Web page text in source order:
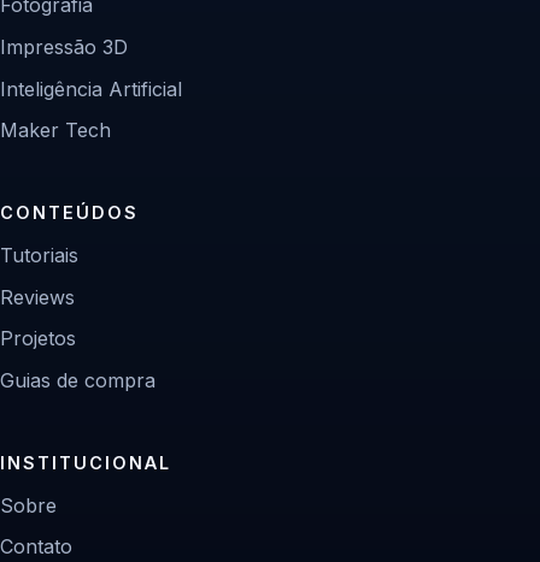
Fotografia
Impressão 3D
Inteligência Artificial
Maker Tech
CONTEÚDOS
Tutoriais
Reviews
Projetos
Guias de compra
INSTITUCIONAL
Sobre
Contato